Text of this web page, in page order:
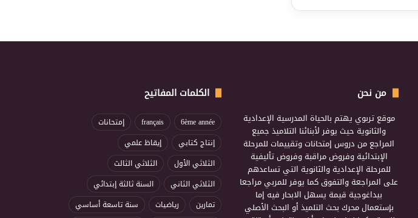
من نحن
موقع تربوي يهتم بالحياة المدرسية الإعدادية
والثانوية حيث يوفر لأبنائنا التلاميذ جميع
المراجع من دروس إمتحانات وتقييمات للمرحلة
الإبتدائية وفروض مراقبة وفروض تأليفية
للمرحلة الإعدادية والثانوية التي تساعدهم
على المراجعة والتفوق كما يوفر للمربي مراجعا
بيداغوجية قيمة يسهل الابحار فيه إما
بإستعمال محرك بحث التلميذ أو البحث الأصلي
الكلمات المفاتيح
6ème année
français
إمتحانات
إنتاج كتابي
إيقاظ علمي
الثلاثي الأول
الثلاثي الثالث
الثلاثي الثاني
السنة ثالثة إبتدائي
تمارين
رياضيات سنة تاسعة أساسي